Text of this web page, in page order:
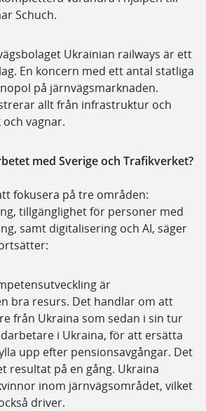
Schuch.
Ukrainian railways är ett
En koncern med ett antal statliga
på järnvägsmarknaden.
allt från infrastruktur och
vagnar.
med Sverige och Trafikverket?
fokusera på tre områden:
tillgänglighet för personer med
samt digitalisering och AI, säger
är
bra resurs. Det handlar om att
från Ukraina som sedan i sin tur
i Ukraina, för att ersätta
upp efter pensionsavgångar. Det
resultat på en gång. Ukraina
inom järnvägsområdet, vilket
driver.